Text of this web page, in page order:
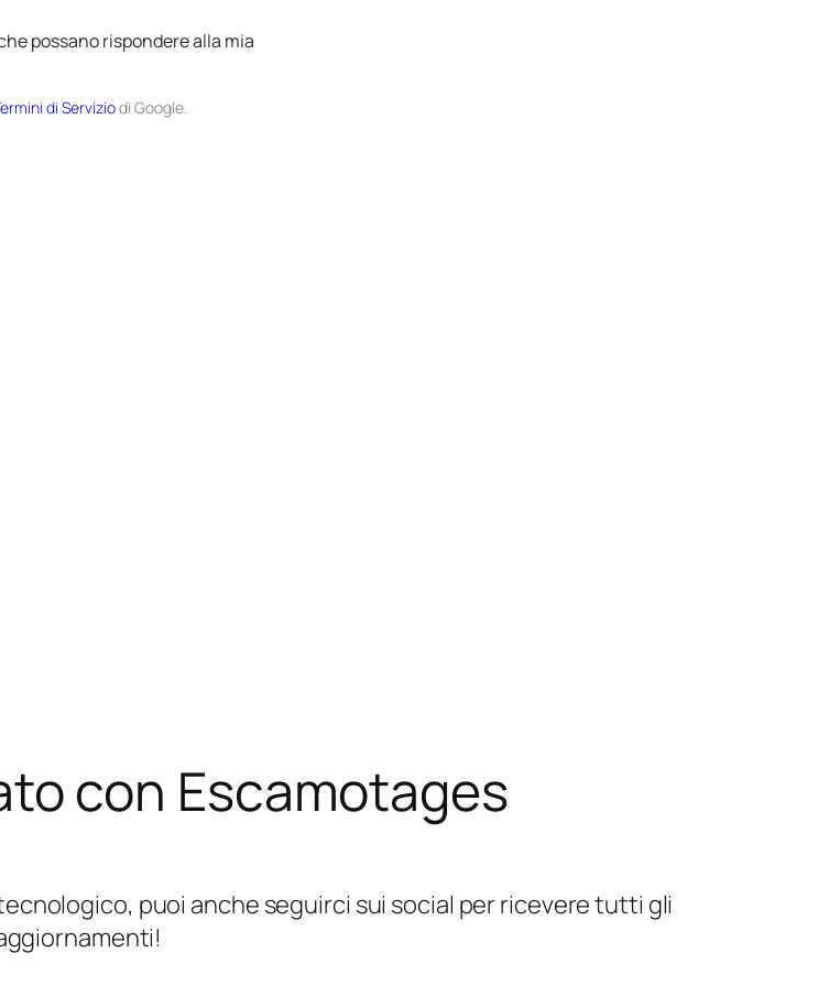
possano rispondere alla mia
di Serviziodi Google.
con Escamotages
puoi anche seguirci sui social per ricevere tutti gli